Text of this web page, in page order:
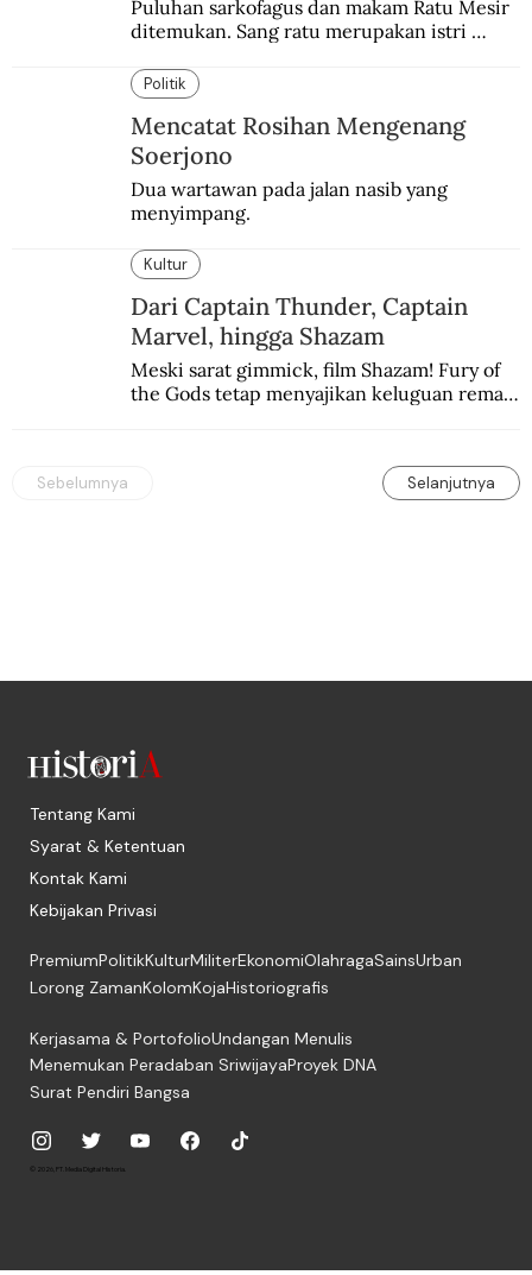
Puluhan sarkofagus dan makam Ratu Mesir
ditemukan. Sang ratu merupakan istri
sebelumnya keberadaannya tak pernah
diketahui.
Politik
Mencatat Rosihan Mengenang
Soerjono
Dua wartawan pada jalan nasib yang
menyimpang.
Kultur
Dari Captain Thunder, Captain
Marvel, hingga Shazam
Meski sarat gimmick, film Shazam! Fury of
the Gods tetap menyajikan keluguan remaja
Sebelumnya Selanjutnya
Tentang Kami
Syarat & Ketentuan
Kontak Kami
Kebijakan Privasi
PremiumPolitikKulturMiliterEkonomiOlahragaSainsUrban
Lorong ZamanKolomKojaHistoriografis
Kerjasama & PortofolioUndangan Menulis
Menemukan Peradaban SriwijayaProyek DNA
Surat Pendiri Bangsa
© 2026, PT. Media Digital Historia.